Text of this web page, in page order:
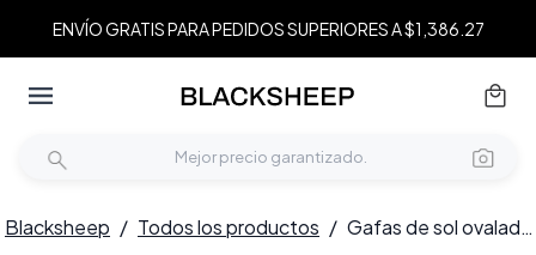
ENVÍO GRATIS PARA PEDIDOS SUPERIORES A $1,386.27
Blacksheep / Todos los productos / Gafas de sol ovaladas de acetato negro n.° BS2607-0558